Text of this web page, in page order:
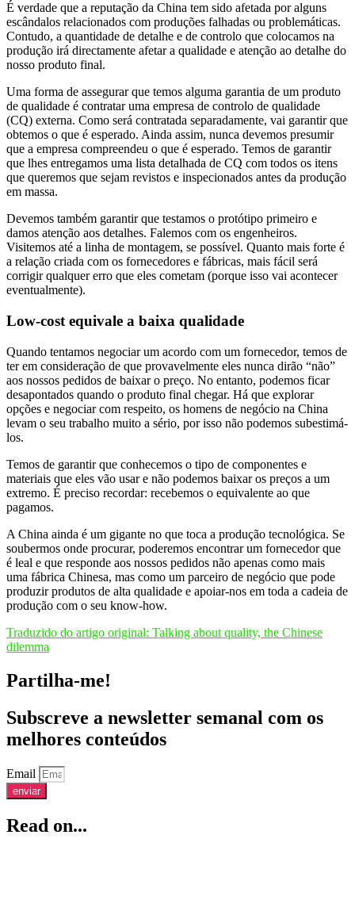
É verdade que a reputação da China tem sido afetada por alguns
escândalos relacionados com produções falhadas ou problemáticas.
Contudo, a quantidade de detalhe e de controlo que colocamos na
produção irá directamente afetar a qualidade e atenção ao detalhe do
nosso produto final.
Uma forma de assegurar que temos alguma garantia de um produto
de qualidade é contratar uma empresa de controlo de qualidade
(CQ) externa. Como será contratada separadamente, vai garantir que
obtemos o que é esperado. Ainda assim, nunca devemos presumir
que a empresa compreendeu o que é esperado. Temos de garantir
que lhes entregamos uma lista detalhada de CQ com todos os itens
que queremos que sejam revistos e inspecionados antes da produção
em massa.
Devemos também garantir que testamos o protótipo primeiro e
damos atenção aos detalhes. Falemos com os engenheiros.
Visitemos até a linha de montagem, se possível. Quanto mais forte é
a relação criada com os fornecedores e fábricas, mais fácil será
corrigir qualquer erro que eles cometam (porque isso vai acontecer
eventualmente).
Low-cost equivale a baixa qualidade
Quando tentamos negociar um acordo com um fornecedor, temos de
ter em consideração de que provavelmente eles nunca dirão “não”
aos nossos pedidos de baixar o preço. No entanto, podemos ficar
desapontados quando o produto final chegar. Há que explorar
opções e negociar com respeito, os homens de negócio na China
levam o seu trabalho muito a sério, por isso não podemos subestimá-
los.
Temos de garantir que conhecemos o tipo de componentes e
materiais que eles vão usar e não podemos baixar os preços a um
extremo. É preciso recordar: recebemos o equivalente ao que
pagamos.
A China ainda é um gigante no que toca a produção tecnológica. Se
soubermos onde procurar, poderemos encontrar um fornecedor que
é leal e que responde aos nossos pedidos não apenas como mais
uma fábrica Chinesa, mas como um parceiro de negócio que pode
produzir produtos de alta qualidade e apoiar-nos em toda a cadeia de
produção com o seu know-how.
Traduzido do artigo original: Talking about quality, the Chinese
dilemma
Partilha-me!
Subscreve a newsletter semanal com os
melhores conteúdos
Email
enviar
Read on...